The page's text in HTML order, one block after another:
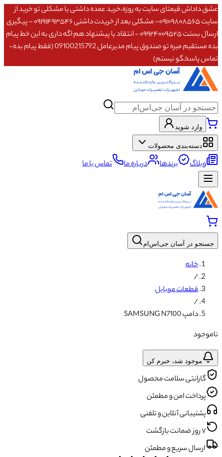
عشق داداش قیمتای سایت به روزه،خرید عمده داشتی یا مشکلی تو خرید از
سایت ۰۹۱۰۹۸۰۸۵۶۵- مشکلی بعد از خریدت داشتی ۰۹۱۹۱۴۹۳۵۴۶ - پیگیری
ارسال بستت ۰۹۹۲۴۰۰۹۵۲۵ - انتقاد یا پیشنهاد هم اگه داری به این خط پیام
بده مستقیم میره تو صندوق پیام مدیرعامل 09100215792 (فقط پیام بده-
تماس پاسخگو نیستم)
وارد شوید
دسته‌بندی محصولات
وبلاگ برندها درباره ما تماس با ما
جستجو در آسان جی‌اس‌ام
خانه
/
قطعات موبایل
/
دامپ SAMSUNG N7100
ناموجود
موجود شد، خبرم کن
گارانتی سلامت محصول
پرداخت امن و مطمئن
پشتیبانی آنلاین و تلفنی
۷ روز ضمانت بازگشت
ارسال سریع و مطمئن